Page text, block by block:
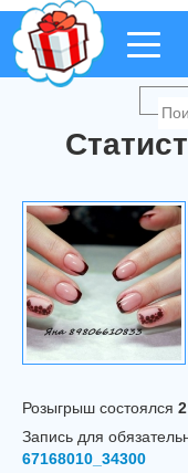
Розыгрыш cостоялся
Запись для
67168010_34300